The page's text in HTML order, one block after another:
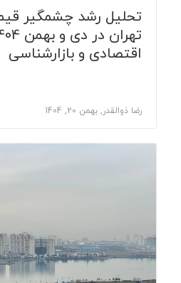
تحلیل رشد چشمگیر
اقتصادی و بازارشناسی
رضا ذوالقدر, بهمن 20, 1404